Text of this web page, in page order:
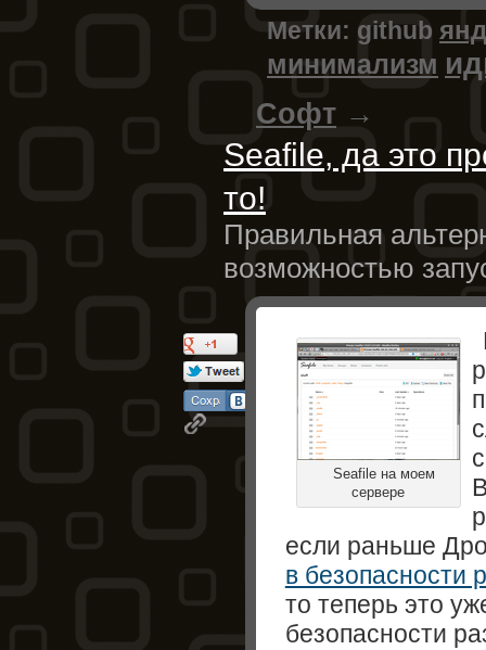
Метки: github
минимализм
Софт →
Seafile, да это
то!
Правильная
возможностью
Seafile на моем
сервере
если раньше
в безопасности
то теперь это
безопасности